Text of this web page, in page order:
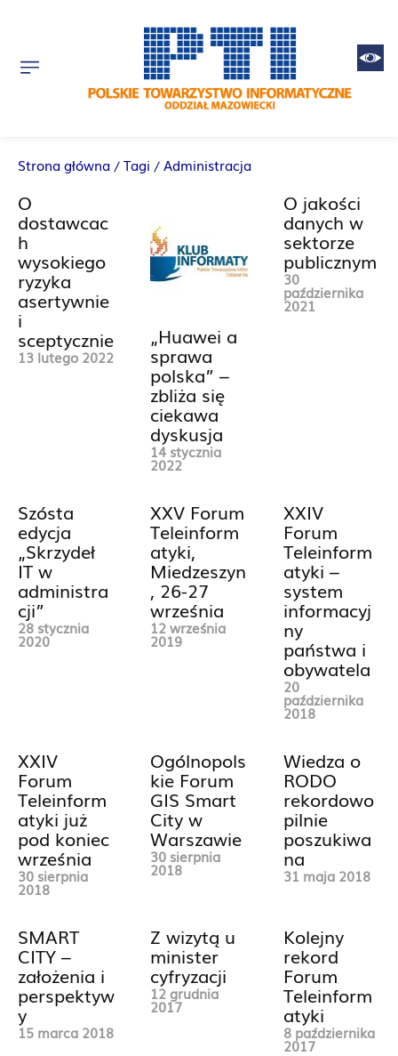
Strona główna Tagi Administracja
O
dostawcac
h
wysokiego
ryzyka
asertywnie
i
sceptycznie
13 lutego 2022
„Huawei a
sprawa
polska” –
zbliża się
ciekawa
dyskusja
14 stycznia
2022
O jakości
danych w
sektorze
publicznym
30
października
2021
Szósta
edycja
„Skrzydeł
IT w
administra
cji”
28 stycznia
2020
XXV Forum
Teleinform
atyki,
Miedzeszyn
, 26-27
września
12 września
2019
XXIV
Forum
Teleinform
atyki –
system
informacyj
ny
państwa i
obywatela
20
października
2018
XXIV
Forum
Teleinform
atyki już
pod koniec
września
30 sierpnia
2018
Ogólnopols
kie Forum
GIS Smart
City w
Warszawie
30 sierpnia
2018
Wiedza o
RODO
rekordowo
pilnie
poszukiwa
na
31 maja 2018
SMART
CITY –
założenia i
perspektyw
y
15 marca 2018
Z wizytą u
minister
cyfryzacji
12 grudnia
2017
Kolejny
rekord
Forum
Teleinform
atyki
8 października
2017